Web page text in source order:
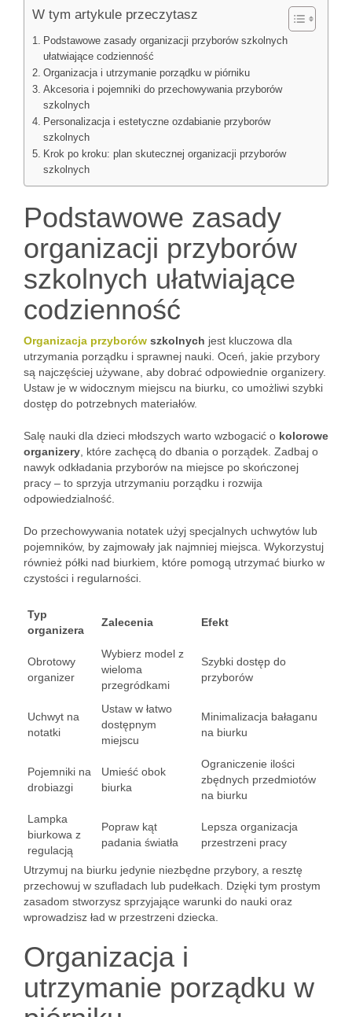
W tym artykule przeczytasz
Podstawowe zasady organizacji przyborów szkolnych
ułatwiające codzienność
Organizacja i utrzymanie porządku w piórniku
Akcesoria i pojemniki do przechowywania przyborów
szkolnych
Personalizacja i estetyczne ozdabianie przyborów
szkolnych
Krok po kroku: plan skutecznej organizacji przyborów
szkolnych
Podstawowe zasady
organizacji przyborów
szkolnych ułatwiające
codzienność
Organizacja przyborów szkolnych jest kluczowa dla
utrzymania porządku i sprawnej nauki. Oceń, jakie przybory
są najczęściej używane, aby dobrać odpowiednie organizery.
Ustaw je w widocznym miejscu na biurku, co umożliwi szybki
dostęp do potrzebnych materiałów.
Salę nauki dla dzieci młodszych warto wzbogacić o kolorowe
organizery , które zachęcą do dbania o porządek. Zadbaj o
nawyk odkładania przyborów na miejsce po skończonej
pracy – to sprzyja utrzymaniu porządku i rozwija
odpowiedzialność.
Do przechowywania notatek użyj specjalnych uchwytów lub
pojemników, by zajmowały jak najmniej miejsca. Wykorzystuj
również półki nad biurkiem, które pomogą utrzymać biurko w
czystości i regularności.
Typ
organizera
Zalecenia Efekt
Obrotowy
organizer
Wybierz model z
wieloma
przegródkami
Szybki dostęp do
przyborów
Uchwyt na
notatki
Ustaw w łatwo
dostępnym
miejscu
Minimalizacja bałaganu
na biurku
Pojemniki na
drobiazgi
Umieść obok
biurka
Ograniczenie ilości
zbędnych przedmiotów
na biurku
Lampka
biurkowa z
regulacją
Popraw kąt
padania światła
Lepsza organizacja
przestrzeni pracy
Utrzymuj na biurku jedynie niezbędne przybory, a resztę
przechowuj w szufladach lub pudełkach. Dzięki tym prostym
zasadom stworzysz sprzyjające warunki do nauki oraz
wprowadzisz ład w przestrzeni dziecka.
Organizacja i
utrzymanie porządku w